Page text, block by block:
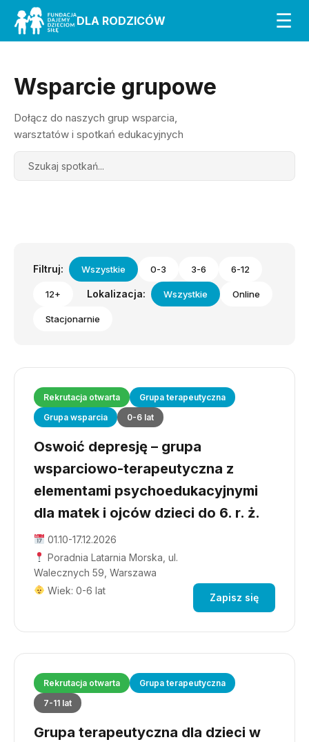
DLA RODZICÓW ☰
Wsparcie grupowe
Dołącz do naszych grup wsparcia,
warsztatów i spotkań edukacyjnych
Search
Filtruj: Wszystkie 0-3 3-6 6-12
12+ Lokalizacja: Wszystkie Online
Stacjonarnie
Rekrutacja otwarta
Grupa terapeutyczna
Grupa wsparcia
0-6 lat
Oswoić depresję – grupa
wsparciowo-terapeutyczna z
elementami psychoedukacyjnymi
dla matek i ojców dzieci do 6. r. ż.
01.10-17.12.2026
Poradnia Latarnia Morska, ul.
Walecznych 59, Warszawa
Wiek: 0-6 lat
Zapisz się
Rekrutacja otwarta
Grupa terapeutyczna
7-11 lat
Grupa terapeutyczna dla dzieci w